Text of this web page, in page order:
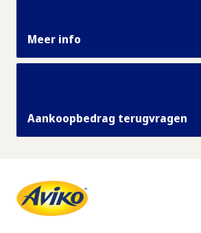
Meer info
Aankoopbedrag terugvragen